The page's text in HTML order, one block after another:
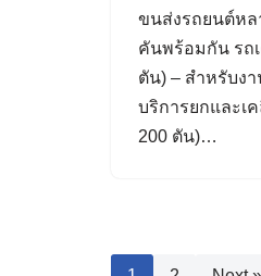
ขนส่งรถยนต์หล
คันพร้อมกัน รถ
ตัน) – สำหรับง
บริการยกและเ
200 ตัน)…